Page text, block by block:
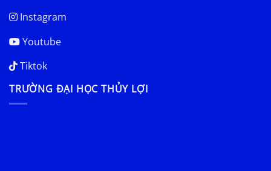
Instagram
Youtube
Tiktok
TRƯỜNG ĐẠI HỌC THỦY LỢI